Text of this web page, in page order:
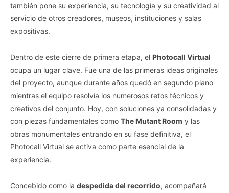
también pone su experiencia, su tecnología y su creatividad al
servicio de otros creadores, museos, instituciones y salas
expositivas.
Dentro de este cierre de primera etapa, el Photocall Virtual
ocupa un lugar clave. Fue una de las primeras ideas originales
del proyecto, aunque durante años quedó en segundo plano
mientras el equipo resolvía los numerosos retos técnicos y
creativos del conjunto. Hoy, con soluciones ya consolidadas y
con piezas fundamentales como The Mutant Room y las
obras monumentales entrando en su fase definitiva, el
Photocall Virtual se activa como parte esencial de la
experiencia.
Concebido como la despedida del recorrido, acompañará